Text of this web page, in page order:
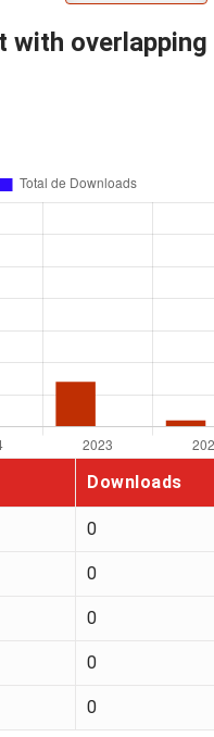
Downloads
0
0
0
0
0